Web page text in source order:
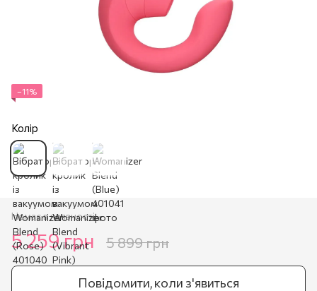
−11%
Колір
Немає в наявності
5 259 грн 5 899 грн
Повідомити, коли з'явиться